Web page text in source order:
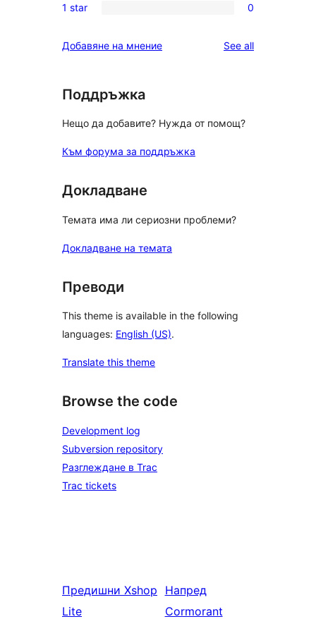
reviews
star
2-
reviews
0
star
1 star 0
Добавяне на мнение See allreviews
Поддръжка
Нещо да добавите? Нужда от помощ?
Към форума за поддръжка
Докладване
Темата има ли сериозни проблеми?
Докладване на темата
Преводи
This theme is available in the following
languages: English (US).
Translate this theme
Browse the code
Development log
Subversion repository
Разглеждане в Trac
Trac tickets
Предишни Xshop
Lite
Напред
Cormorant